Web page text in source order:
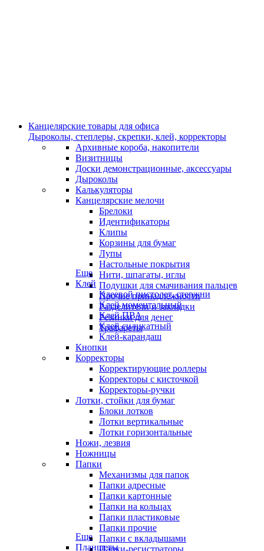
Канцелярские товары для офиса
Дыроколы, степлеры, скрепки, клей, корректоры
Архивные короба, накопители
Визитницы
Доски демонстрационные, аксессуары
Дыроколы
Калькуляторы
Канцелярские мелочи
Брелоки
Идентификаторы
Клипы
Корзины для бумаг
Лупы
Настольные покрытия
Нити, шпагаты, иглы
Подушки для смачивания пальцев
Прочие принадлежности
Разделители и закладки
Резинки для денег
Трафареты
Еще
Клей
Клеевой пистолет, стержни
Клей моментальный
Клей ПВА
Клей силикатный
Клей-карандаш
Кнопки
Корректоры
Корректирующие роллеры
Корректоры с кисточкой
Корректоры-ручки
Лотки, стойки для бумаг
Блоки лотков
Лотки вертикальные
Лотки горизонтальные
Ножи, лезвия
Ножницы
Папки
Механизмы для папок
Папки адресные
Папки картонные
Папки на кольцах
Папки пластиковые
Папки прочие
Папки с вкладышами
Папки-регистраторы
Еще
Планшеты